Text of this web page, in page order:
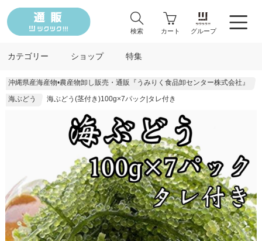
検索 カート グループ
カテゴリー ショップ 特集
沖縄県産海産物•農産物卸し販売・通販『うみりく食品卸センター株式会社』
海ぶどう
海ぶどう(茎付き)100g×7パック|タレ付き